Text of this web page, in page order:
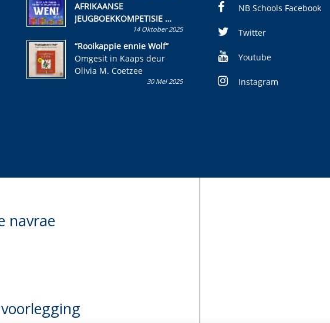
AFRIKAANSE
JEUGBOEKKOMPETISIE
Skryf ’n jeugboek of
kinderboek en staan ’n
kans om R50 000 te wen!
14 Oktober 2025
“Rooikappie ennie Wolf”
Omgesit in Kaaps deur
Olivia M. Coetzee
30 Mei 2025
NB Schools Facebook
Twitter
Youtube
Instagram
navrae